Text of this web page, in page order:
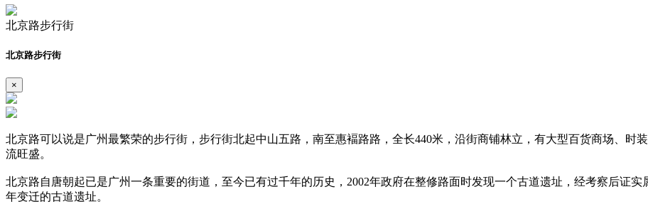
北京路步行街
北京路步行街
×
北京路可以说是广州最繁荣的步行街，步行街北起中山五路，南至惠褔路路，全长440米，沿街商铺林立，有大型百货商场、时
流旺盛。
北京路自唐朝起已是广州一条重要的街道，至今已有过千年的历史，2002年政府在整修路面时发现一个古道遗址，经考察后证
年变迁的古道遗址。